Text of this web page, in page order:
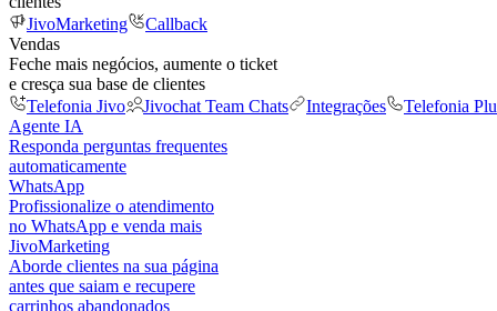
JivoMarketing
Callback
Vendas
Feche mais negócios, aumente o ticket
e cresça sua base de clientes
Telefonia Jivo
Jivochat Team Chats Integrações Telefonia
Agente IA
Responda perguntas frequentes
automaticamente
WhatsApp
Profissionalize o atendimento
no WhatsApp e venda mais
JivoMarketing
Aborde clientes na sua página
antes que saiam e recupere
carrinhos abandonados